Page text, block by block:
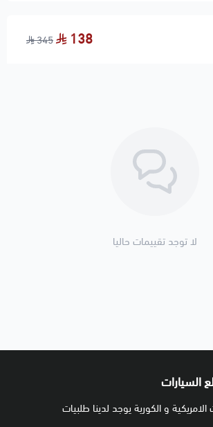
138
345
لا توجد تقييمات حاليا
السيارات
و الكورية يوجد لدينا طلبيات